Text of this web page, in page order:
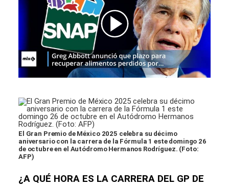
El Gran Premio de México 2025 celebra su décimo
aniversario con la carrera de la Fórmula 1 este domingo 26
de octubre en el Autódromo Hermanos Rodríguez. (Foto:
AFP)
¿A QUÉ HORA ES LA CARRERA DEL GP DE